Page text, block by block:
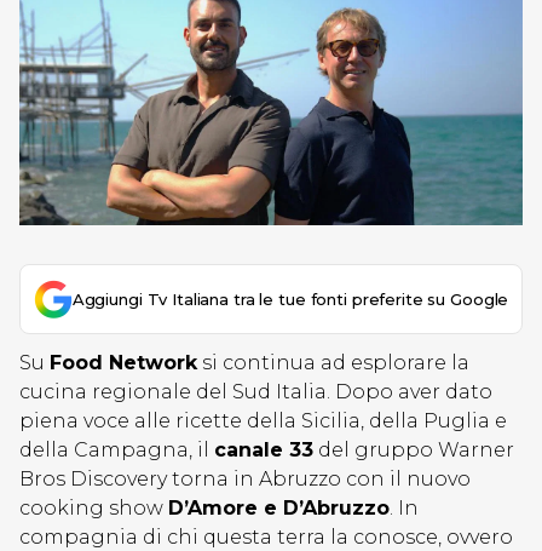
Aggiungi Tv Italiana tra le tue fonti preferite su Google
Su Food Networksi continua ad esplorare la
cucina regionale del Sud Italia. Dopo aver dato
piena voce alle ricette della Sicilia, della Puglia e
della Campagna, il canale 33 del gruppo Warner
Bros Discovery torna in Abruzzo con il nuovo
cooking show D’Amore e D’Abruzzo. In
compagnia di chi questa terra la conosce, ovvero